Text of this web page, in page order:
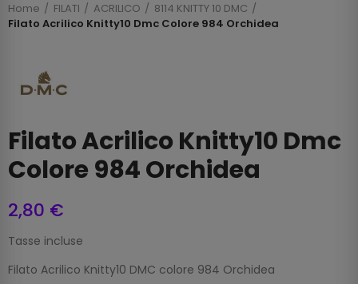
Home FILATI ACRILICO
8114 KNITTY 10 DMC
Filato Acrilico Knitty10 Dmc Colore 984 Orchidea
Filato Acrilico Knitty10 Dmc
Colore 984 Orchidea
2,80 €
Tasse incluse
Filato Acrilico Knitty10 DMC colore 984 Orchidea